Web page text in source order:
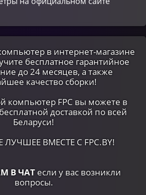
в интернет-магазине
бесплатное гарантийное
до 24 месяцев, а также
качество сборки!
компьютер FPC вы можете в
доставкой по всей
Беларуси!
ВМЕСТЕ С FPC.BY!
В ЧАТ если у вас возникли
вопросы.